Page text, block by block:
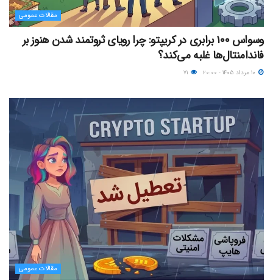
مقالات عمومی
وسواس ۱۰۰ برابری در کریپتو: چرا رویای ثروتمند شدن هنوز بر
فاندامنتال‌ها غلبه می‌کند؟
مقالات عمومی